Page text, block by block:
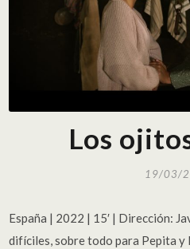
Los
19/03/
España | 2022 | 15′ | Dirección:
difíciles, sobre todo para Pepita y